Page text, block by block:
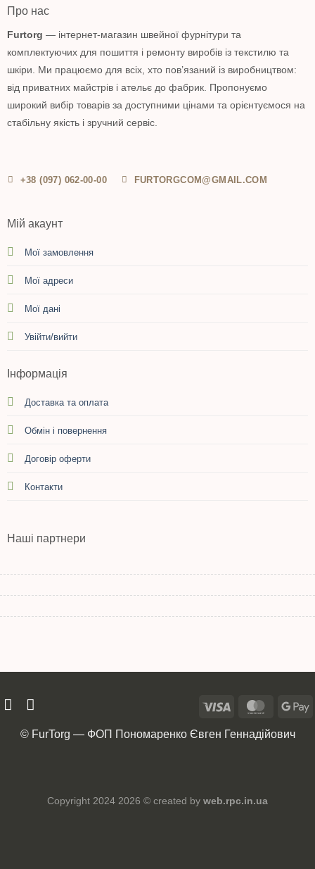
Про нас
Furtorg — інтернет-магазин швейної фурнітури та
комплектуючих для пошиття і ремонту виробів із текстилю та
шкіри. Ми працюємо для всіх, хто пов’язаний із виробництвом:
від приватних майстрів і ательє до фабрик. Пропонуємо
широкий вибір товарів за доступними цінами та орієнтуємося на
стабільну якість і зручний сервіс.
+38 (097) 062-00-00 FURTORGCOM@GMAIL.COM
Мій акаунт
Мої замовлення
Мої адреси
Мої дані
Увійти/вийти
Інформація
Доставка та оплата
Обмін і повернення
Договір оферти
Контакти
Наші партнери
© FurTorg — ФОП Пономаренко Євген Геннадійович
Copyright 2024 2026 © created by web.rpc.in.ua